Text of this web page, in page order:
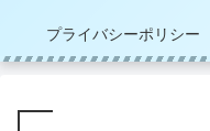
プライバシーポリシー